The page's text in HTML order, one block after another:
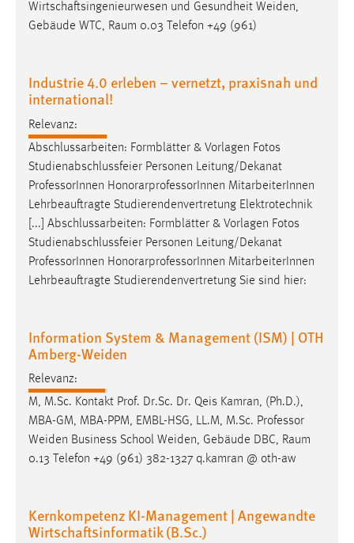
Wirtschaftsingenieurwesen und Gesundheit Weiden,
Gebäude WTC, Raum 0.03 Telefon +49 (961)
Industrie 4.0 erleben – vernetzt, praxisnah und
international!
Relevanz:
Abschlussarbeiten: Formblätter & Vorlagen Fotos
Studienabschlussfeier Personen Leitung/Dekanat
Professor Innen HonorarprofessorInnen MitarbeiterInnen
Lehrbeauftragte Studierendenvertretung Elektrotechnik
[...] Abschlussarbeiten: Formblätter & Vorlagen Fotos
Studienabschlussfeier Personen Leitung/Dekanat
Professor Innen HonorarprofessorInnen MitarbeiterInnen
Lehrbeauftragte Studierendenvertretung Sie sind hier:
Information System & Management (ISM) | OTH
Amberg-Weiden
Relevanz:
M, M.Sc. Kontakt Prof. Dr.Sc. Dr. Qeis Kamran, (Ph.D.),
MBA-GM, MBA-PPM, EMBL-HSG, LL.M, M.Sc. Professor
Weiden Business School Weiden, Gebäude DBC, Raum
0.13 Telefon +49 (961) 382-1327 q.kamran @ oth-aw
Kernkompetenz KI-Management | Angewandte
Wirtschaftsinformatik (B.Sc.)